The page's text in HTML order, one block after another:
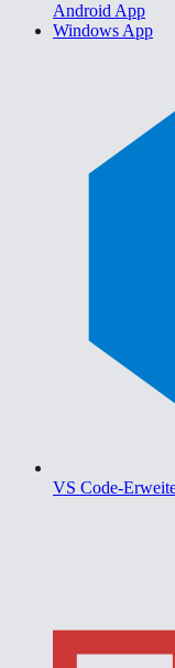
Android App
Windows App
VS Code-